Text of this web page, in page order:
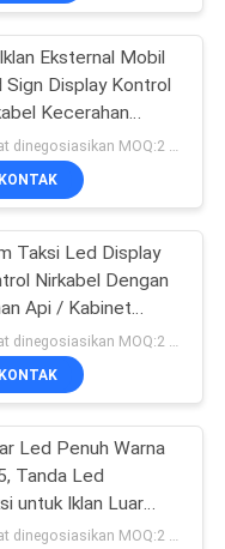
22
LED
48
207
Eksternal Mobil
Sign Display Kontrol
Kecerahan
KONTAK
Taksi Led Display
Nirkabel Dengan
Api / Kabinet
Tahan Air
KONTAK
Led Penuh Warna
Tanda Led
untuk Iklan Luar
Dapat dinegosiasikan MOQ:2 buah